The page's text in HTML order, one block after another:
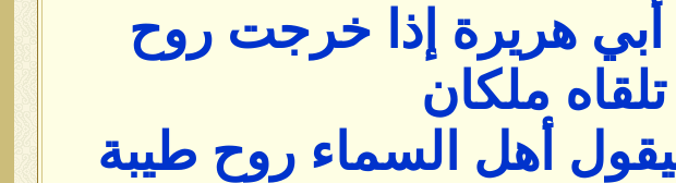
أبي هريرة إذا خرجت روح
ملكان
أهل السماء روح طيبة